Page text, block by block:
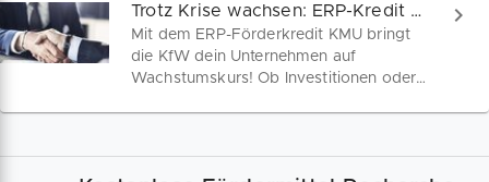
Trotz Krise wachsen: ERP-Kredit sichern!
Mit dem ERP-Förderkredit KMU bringt
die KfW dein Unternehmen auf
Wachstumskurs! Ob Investitionen oder